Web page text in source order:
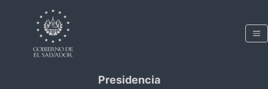
Presidencia